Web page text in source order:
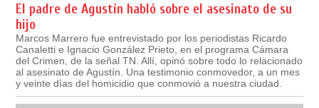
El padre de Agustín habló sobre el asesinato de su
hijo
Marcos Marrero fue entrevistado por los periodistas Ricardo
Canaletti e Ignacio González Prieto, en el programa Cámara
del Crimen, de la señal TN. Allí, opinó sobre todo lo relacionado
al asesinato de Agustín. Una testimonio conmovedor, a un mes
y veinte días del homicidio que conmovió a nuestra ciudad.